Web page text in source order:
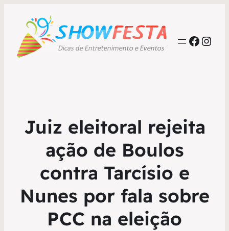
Juiz eleitoral rejeita
ação de Boulos
contra Tarcísio e
Nunes por fala sobre
PCC na eleição